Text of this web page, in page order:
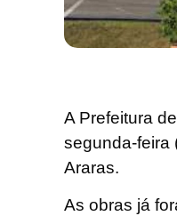
A Prefeitura
segunda-feira
Araras.
As obras já